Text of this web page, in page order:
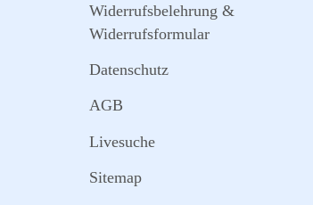
Widerrufsbelehrung &
Widerrufsformular
Datenschutz
AGB
Livesuche
Sitemap